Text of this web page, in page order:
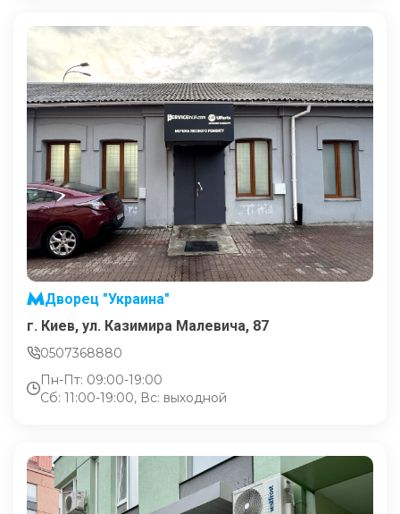
Дворец "Украина"
г. Киев, ул. Казимира Малевича, 87
0507368880
Пн-Пт: 09:00-19:00
Сб: 11:00-19:00, Вс: выходной